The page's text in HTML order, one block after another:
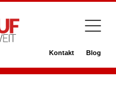
Kontakt Blog